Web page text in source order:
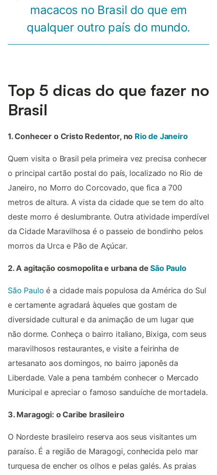
macacos no Brasil do que em
qualquer outro país do mundo.
Top 5 dicas do que fazer no
Brasil
1. Conhecer o Cristo Redentor, no Rio de Janeiro
Quem visita o Brasil pela primeira vez precisa conhecer
o principal cartão postal do país, localizado no Rio de
Janeiro, no Morro do Corcovado, que fica a 700
metros de altura. A vista da cidade que se tem do alto
deste morro é deslumbrante. Outra atividade imperdível
da Cidade Maravilhosa é o passeio de bondinho pelos
morros da Urca e Pão de Açúcar.
2. A agitação cosmopolita e urbana deSão Paulo
São Paulo é a cidade mais populosa da América do Sul
e certamente agradará àqueles que gostam de
diversidade cultural e da animação de um lugar que
não dorme. Conheça o bairro italiano, Bixiga, com seus
maravilhosos restaurantes, e visite a feirinha de
artesanato aos domingos, no bairro japonês da
Liberdade. Vale a pena também conhecer o Mercado
Municipal e apreciar o famoso sanduíche de mortadela.
3. Maragogi: o Caribe brasileiro
O Nordeste brasileiro reserva aos seus visitantes um
paraíso. É a região de Maragogi, conhecida pelo mar
turquesa de encher os olhos e pelas galés. As praias